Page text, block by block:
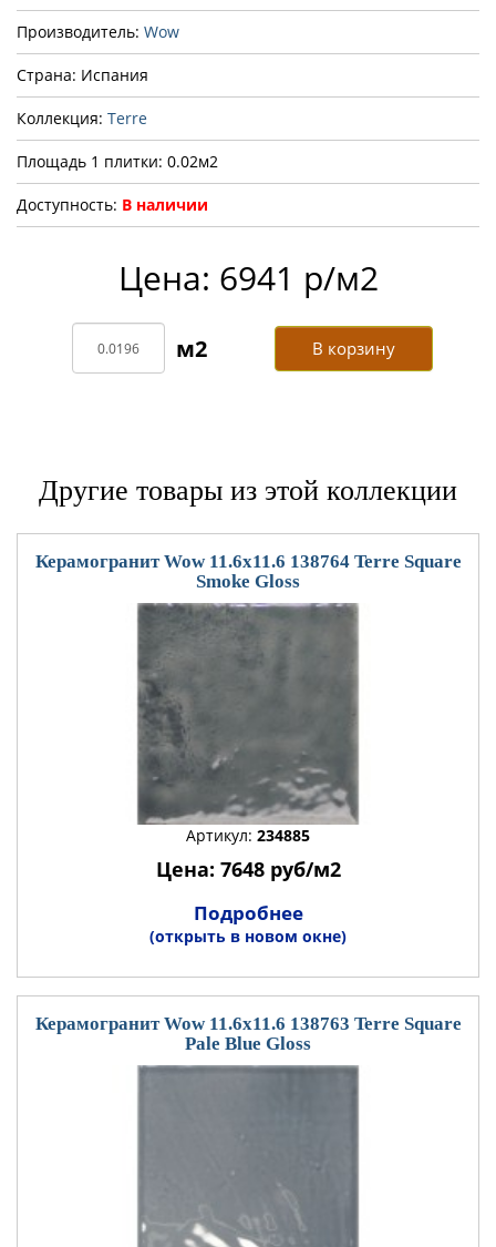
Производитель: Wow
Страна: Испания
Коллекция: Terre
Площадь 1 плитки: 0.02м2
Доступность: В наличии
Цена: 6941 р/м2
В корзину
Другие товары из этой коллекции
Керамогранит Wow 11.6x11.6 138764 Terre Square
Smoke Gloss
Артикул: 234885
Цена: 7648 руб/м2
Подробнее
(открыть в новом окне)
Керамогранит Wow 11.6x11.6 138763 Terre Square
Pale Blue Gloss